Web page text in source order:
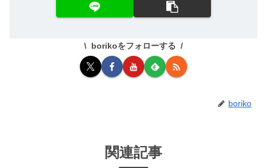
borikoをフォローする
boriko
関連記事